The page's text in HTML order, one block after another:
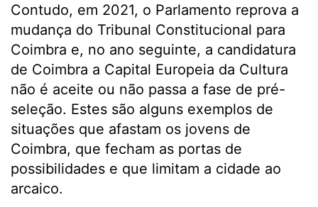
Contudo, em 2021, o Parlamento reprova a
mudança do Tribunal Constitucional para
Coimbra e, no ano seguinte, a candidatura
de Coimbra a Capital Europeia da Cultura
não é aceite ou não passa a fase de pré-
seleção. Estes são alguns exemplos de
situações que afastam os jovens de
Coimbra, que fecham as portas de
possibilidades e que limitam a cidade ao
arcaico.